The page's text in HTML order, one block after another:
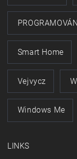
Smart Home
Vejvycz
Windows Me
LINKS